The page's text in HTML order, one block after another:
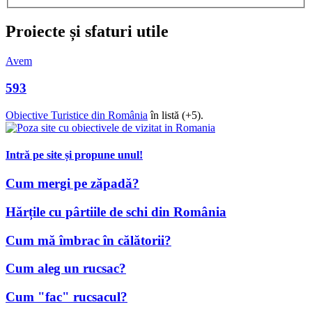
Proiecte și sfaturi utile
Avem
593
Obiective Turistice din Româniaîn listă (+5).
Intră pe site și propune unul!
Cum mergi pe zăpadă?
Hărțile cu pârtiile de schi din România
Cum mă îmbrac în călătorii?
Cum aleg un rucsac?
Cum "fac" rucsacul?